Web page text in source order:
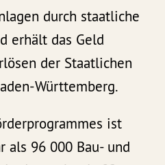
durch staatliche
erhält das Geld
der Staatlichen
Württemberg.
ist
als 96 000 Bau- und